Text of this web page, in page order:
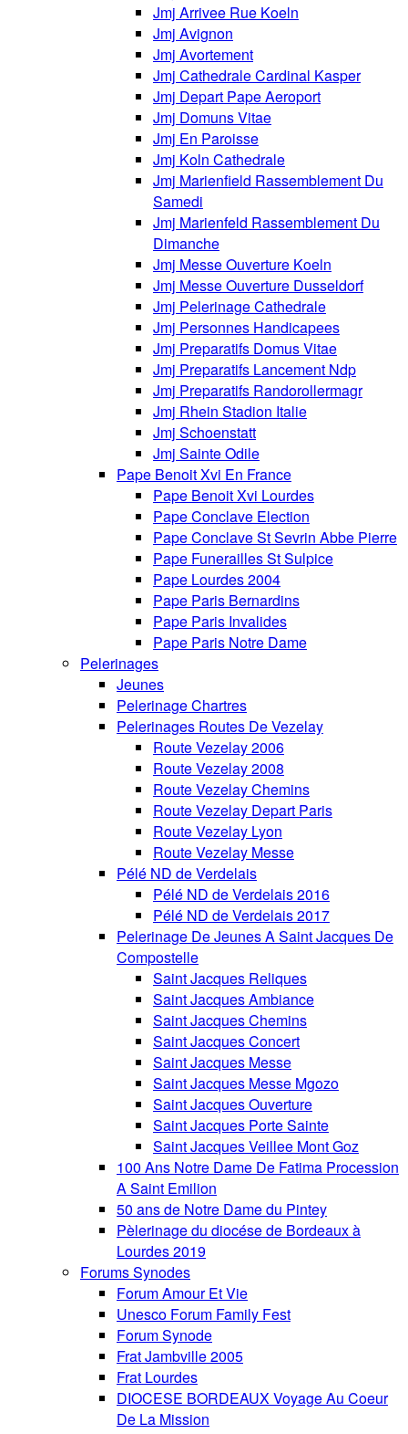
Jmj Arrivee Rue Koeln
Jmj Avignon
Jmj Avortement
Jmj Cathedrale Cardinal Kasper
Jmj Depart Pape Aeroport
Jmj Domuns Vitae
Jmj En Paroisse
Jmj Koln Cathedrale
Jmj Marienfield Rassemblement Du
Samedi
Jmj Marienfeld Rassemblement Du
Dimanche
Jmj Messe Ouverture Koeln
Jmj Messe Ouverture Dusseldorf
Jmj Pelerinage Cathedrale
Jmj Personnes Handicapees
Jmj Preparatifs Domus Vitae
Jmj Preparatifs Lancement Ndp
Jmj Preparatifs Randorollermagr
Jmj Rhein Stadion Italie
Jmj Schoenstatt
Jmj Sainte Odile
Pape Benoit Xvi En France
Pape Benoit Xvi Lourdes
Pape Conclave Election
Pape Conclave St Sevrin Abbe Pierre
Pape Funerailles St Sulpice
Pape Lourdes 2004
Pape Paris Bernardins
Pape Paris Invalides
Pape Paris Notre Dame
Pelerinages
Jeunes
Pelerinage Chartres
Pelerinages Routes De Vezelay
Route Vezelay 2006
Route Vezelay 2008
Route Vezelay Chemins
Route Vezelay Depart Paris
Route Vezelay Lyon
Route Vezelay Messe
Pélé ND de Verdelais
Pélé ND de Verdelais 2016
Pélé ND de Verdelais 2017
Pelerinage De Jeunes A Saint Jacques De
Compostelle
Saint Jacques Reliques
Saint Jacques Ambiance
Saint Jacques Chemins
Saint Jacques Concert
Saint Jacques Messe
Saint Jacques Messe Mgozo
Saint Jacques Ouverture
Saint Jacques Porte Sainte
Saint Jacques Veillee Mont Goz
100 Ans Notre Dame De Fatima Procession
A Saint Emilion
50 ans de Notre Dame du Pintey
Pèlerinage du diocése de Bordeaux à
Lourdes 2019
Forums Synodes
Forum Amour Et Vie
Unesco Forum Family Fest
Forum Synode
Frat Jambville 2005
Frat Lourdes
DIOCESE BORDEAUX Voyage Au Coeur
De La Mission